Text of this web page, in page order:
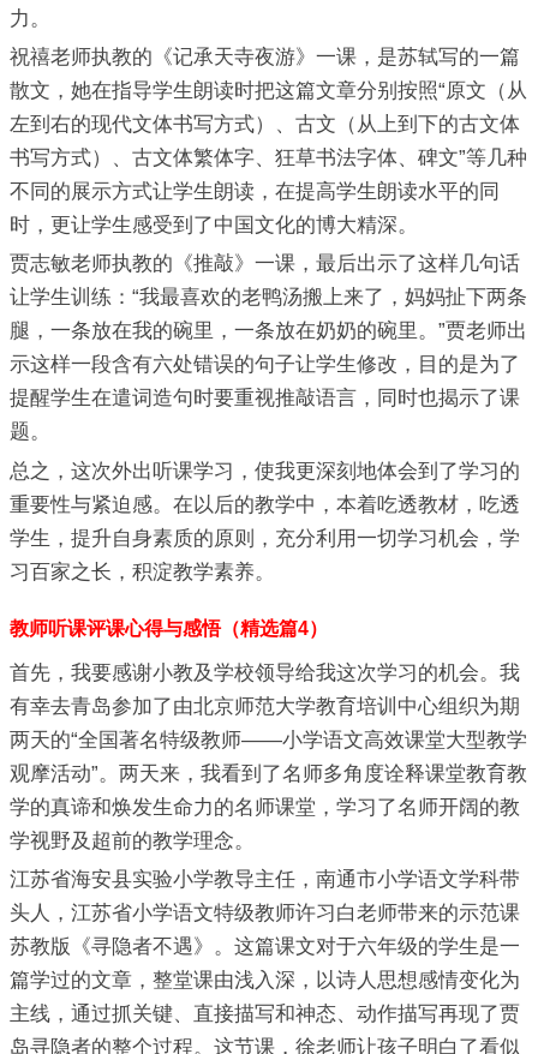
力。
祝禧老师执教的《记承天寺夜游》一课，是苏轼写的一篇
散文，她在指导学生朗读时把这篇文章分别按照“原文（从
左到右的现代文体书写方式）、古文（从上到下的古文体
书写方式）、古文体繁体字、狂草书法字体、碑文”等几种
不同的展示方式让学生朗读，在提高学生朗读水平的同
时，更让学生感受到了中国文化的博大精深。
贾志敏老师执教的《推敲》一课，最后出示了这样几句话
让学生训练：“我最喜欢的老鸭汤搬上来了，妈妈扯下两条
腿，一条放在我的碗里，一条放在奶奶的碗里。”贾老师出
示这样一段含有六处错误的句子让学生修改，目的是为了
提醒学生在遣词造句时要重视推敲语言，同时也揭示了课
题。
总之，这次外出听课学习，使我更深刻地体会到了学习的
重要性与紧迫感。在以后的教学中，本着吃透教材，吃透
学生，提升自身素质的原则，充分利用一切学习机会，学
习百家之长，积淀教学素养。
教师听课评课心得与感悟（精选篇4）
首先，我要感谢小教及学校领导给我这次学习的机会。我
有幸去青岛参加了由北京师范大学教育培训中心组织为期
两天的“全国著名特级教师——小学语文高效课堂大型教学
观摩活动”。两天来，我看到了名师多角度诠释课堂教育教
学的真谛和焕发生命力的名师课堂，学习了名师开阔的教
学视野及超前的教学理念。
江苏省海安县实验小学教导主任，南通市小学语文学科带
头人，江苏省小学语文特级教师许习白老师带来的示范课
苏教版《寻隐者不遇》。这篇课文对于六年级的学生是一
篇学过的文章，整堂课由浅入深，以诗人思想感情变化为
主线，通过抓关键、直接描写和神态、动作描写再现了贾
岛寻隐者的整个过程。这节课，徐老师让孩子明白了看似